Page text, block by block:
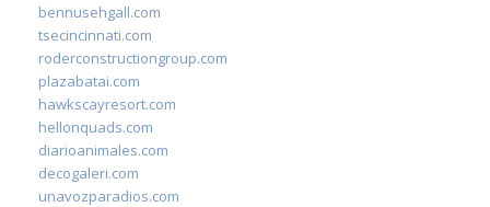
bennusehgall.com
tsecincinnati.com
roderconstructiongroup.com
plazabatai.com
hawkscayresort.com
hellonquads.com
diarioanimales.com
decogaleri.com
unavozparadios.com